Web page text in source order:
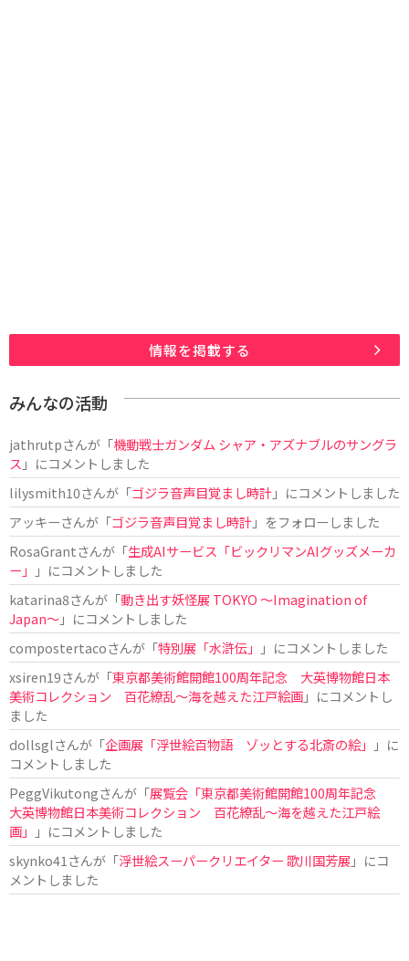
情報を掲載する
みんなの活動
jathrutpさんが「機動戦士ガンダム シャア・アズナブルのサングラ
ス 」にコメントしました
lilysmith10さんが「ゴジラ音声目覚まし時計」にコメントしました
アッキーさんが「ゴジラ音声目覚まし時計」をフォローしました
RosaGrantさんが「生成AIサービス「ビックリマンAIグッズメーカ
ー」
」にコメントしました
katarina8さんが「動き出す妖怪展 TOKYO 〜Imagination of
Japan〜」にコメントしました
compostertacoさんが「特別展「水滸伝」
」にコメントしました
xsiren19さんが「東京都美術館開館100周年記念 大英博物館日本
美術コレクション 百花繚乱～海を越えた江戸絵画」にコメントし
ました
dollsglさんが「企画展「浮世絵百物語 ゾッとする北斎の絵」
」に
コメントしました
PeggVikutongさんが「展覧会「東京都美術館開館100周年記念
大英博物館日本美術コレクション 百花繚乱〜海を越えた江戸絵
画」
」にコメントしました
skynko41 さんが「浮世絵スーパークリエイター 歌川国芳展 」にコ
メントしました